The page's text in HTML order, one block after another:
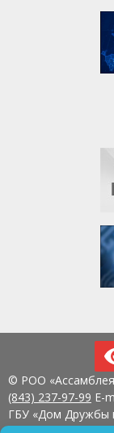
© РОО «Ассамблея
(843) 237-97-99 E-
ГБУ «Дом Дружбы